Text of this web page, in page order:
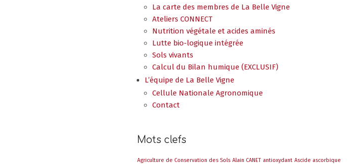
La carte des membres de La Belle Vigne
Ateliers CONNECT
Nutrition végétale et acides aminés
Lutte bio-logique intégrée
Sols vivants
Calcul du Bilan humique (EXCLUSIF)
L’équipe de La Belle Vigne
Cellule Nationale Agronomique
Contact
Mots clefs
Agriculture de Conservation des Sols Alain CANET antioxydant Ascide ascorbique